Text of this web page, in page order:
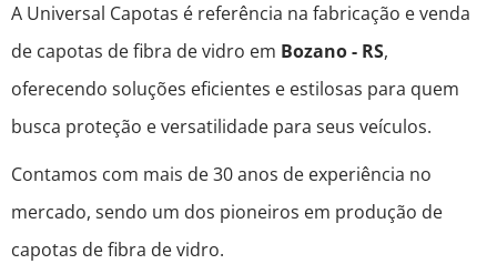
A Universal Capotas é referência na fabricação e venda
de capotas de fibra de vidro em Bozano - RS,
oferecendo soluções eficientes e estilosas para quem
busca proteção e versatilidade para seus veículos.
Contamos com mais de 30 anos de experiência no
mercado, sendo um dos pioneiros em produção de
capotas de fibra de vidro.